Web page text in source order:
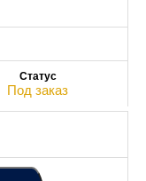
Под заказ